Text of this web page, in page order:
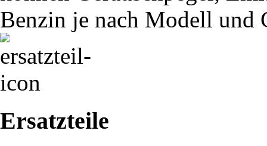
Benzin je nach Modell und
Ersatzteile